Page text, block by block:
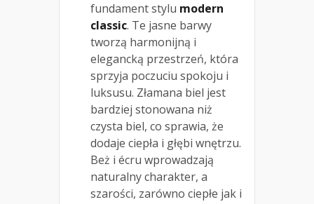
fundament stylu modern
classic. Te jasne barwy
tworzą harmonijną i
elegancką przestrzeń, która
sprzyja poczuciu spokoju i
luksusu. Złamana biel jest
bardziej stonowana niż
czysta biel, co sprawia, że
dodaje ciepła i głębi wnętrzu.
Beż i écru wprowadzają
naturalny charakter, a
szarości, zarówno ciepłe jak i